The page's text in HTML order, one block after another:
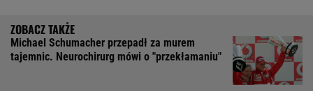
Michael Schumacher przepadł za murem
tajemnic. Neurochirurg mówi o "przekłamaniu"